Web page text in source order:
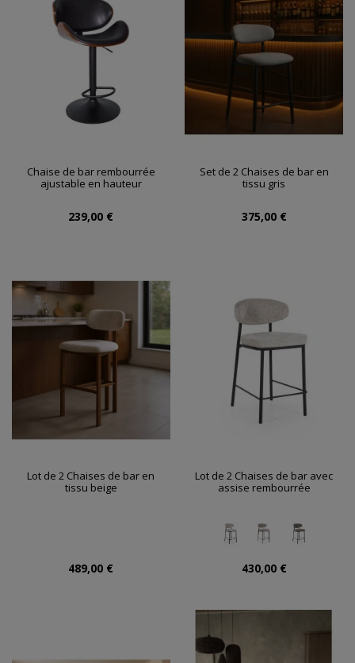
Chaise de bar rembourrée
ajustable en hauteur
239,00 €
Set de 2 Chaises de bar en
tissu gris
375,00 €
Lot de 2 Chaises de bar en
tissu beige
489,00 €
Lot de 2 Chaises de bar avec
assise rembourrée
430,00 €